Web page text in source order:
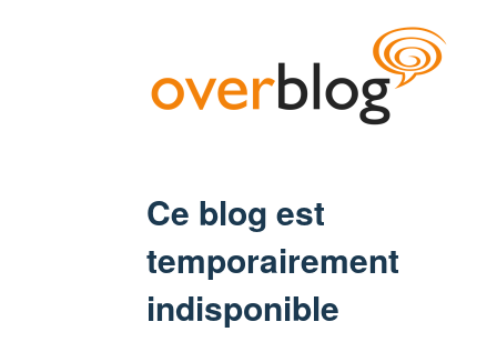
Ce blog est
temporairement
indisponible